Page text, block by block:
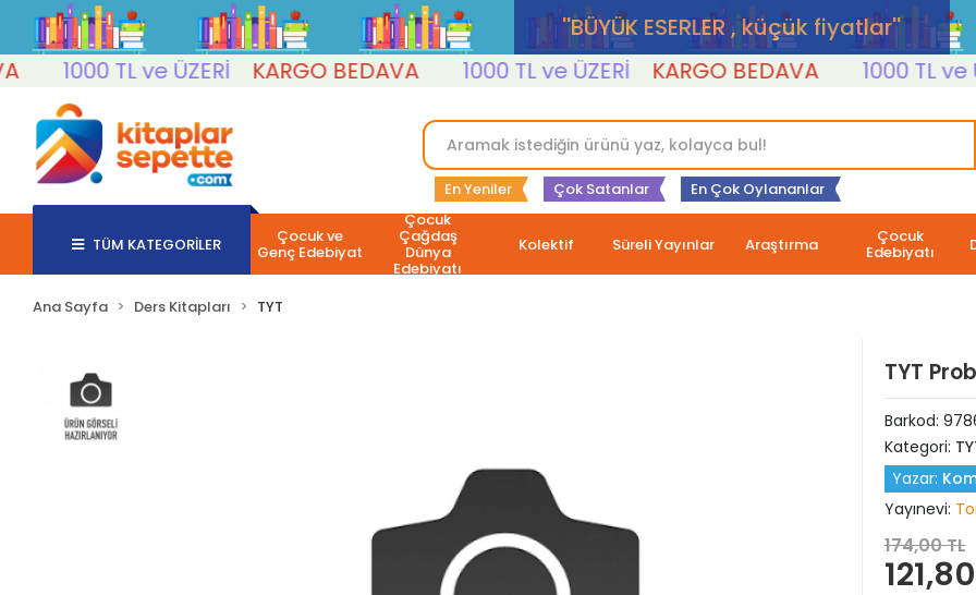
''BÜYÜK ESERLER , küçük fiyatlar''
1000 TL ve ÜZERİ
KARGO BEDAVA 1000 TL ve ÜZERİ KARGO BEDAVA 1000 TL ve
En Yeniler Çok Satanlar En Çok Oylananlar
TÜM KATEGORİLER Çocuk ve
Genç Edebiyat
Çocuk
Çağdaş
Dünya
Edebiyatı
Kolektif Süreli Yayınlar Araştırma Çocuk
Edebiyatı
Ana Sayfa Ders Kitapları TYT
TYT
Barkod:
Kategori:
Yazar:
Yayınevi:
174,00 TL